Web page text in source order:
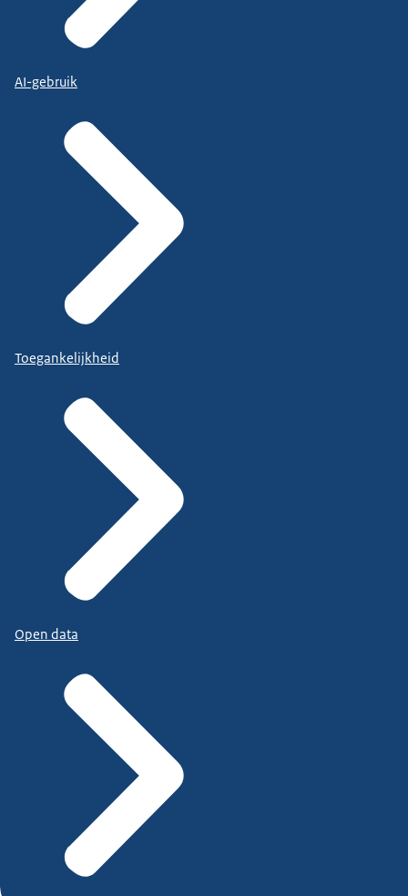
AI-gebruik
Toegankelijkheid
Open data